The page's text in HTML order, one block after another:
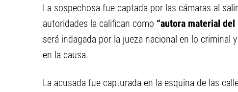
La sospechosa fue captada por las cámaras al
autoridades la califican como “autora material del
será indagada por la jueza nacional en lo criminal
en la causa.
La acusada fue capturada en la esquina de las